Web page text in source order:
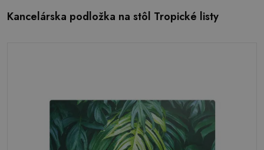
Kancelárska podložka na stôl Tropické listy